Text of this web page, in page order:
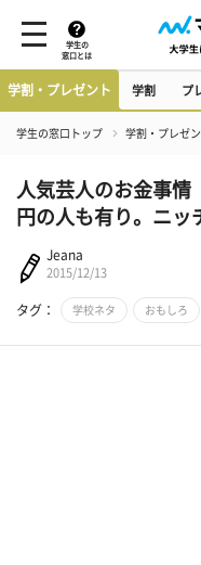
学生の
窓口とは
学割・プレゼント 学割 プ
学生の窓口トップ 学割・プレゼ
人気芸人のお金事
円の人も有り。ニッ
Jeana
2015/12/13
タグ： 学校ネタ おもしろ